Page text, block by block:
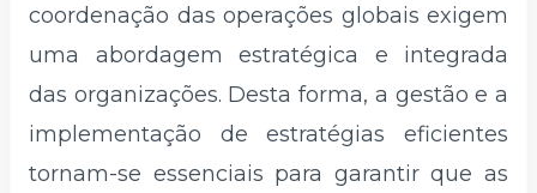
coordenação das operações globais exigem
uma abordagem estratégica e integrada
das organizações. Desta forma, a gestão e a
implementação de estratégias eficientes
tornam-se essenciais para garantir que as